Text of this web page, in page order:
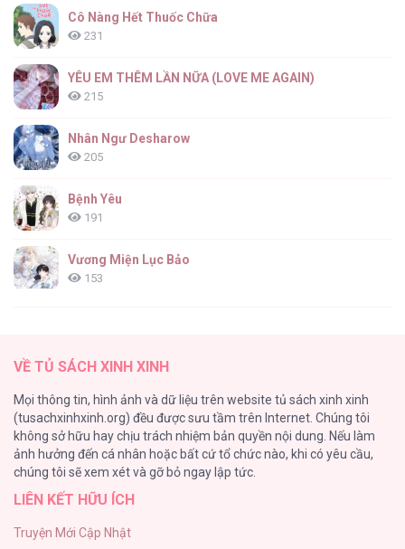
99
98
97
96
Hướng Về Ánh Dương Lần Nữa [...] – Chap
Cô Nàng Hết Thuốc Chữa
231
YÊU EM THÊM LẦN NỮA (LOVE ME AGAIN)
215
Nhân Ngư Desharow
205
Bệnh Yêu
191
Vương Miện Lục Bảo
153
132
ONESHOT CHỊCH
118
Kiếp Này Ta Sẽ Trở Thành Gia Chủ
VỀ TỦ SÁCH XINH XINH
Mọi thông tin, hình ảnh và dữ liệu trên website tủ sách xinh xinh
(tusachxinhxinh.org) đều được sưu tầm trên Internet. Chúng tôi
không sở hữu hay chịu trách nhiệm bản quyền nội dung. Nếu làm
ảnh hưởng đến cá nhân hoặc bất cứ tổ chức nào, khi có yêu cầu,
chúng tôi sẽ xem xét và gỡ bỏ ngay lập tức.
LIÊN KẾT HỮU ÍCH
Truyện Mới Cập Nhật